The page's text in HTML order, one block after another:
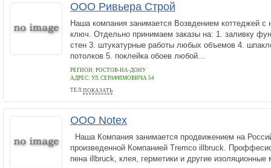
ООО Ривьера Строй
Наша компания занимается Возвдением коттеджей с
ключ. Отдельно принимаем заказы на: 1. заливку
стен 3. штукатурные работы любых объемов 4.
потолков 5. поклейка обоев любой...
РЕГИОН: РОСТОВ-НА-ДОНУ
АДРЕС: УЛ. СЕРАФИМОВИЧА 54
ТЕЛ:ПОКАЗАТЬ
(863) 279-57-58
ООО Notex
Наша Компания занимается продвижением на
произведенной Компанией Tremco illbruck.
пена illbruck, клея, герметики и другие